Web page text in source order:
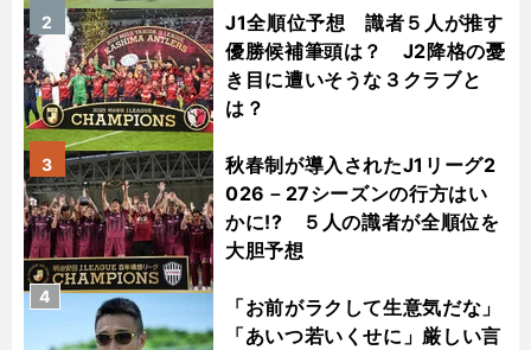
J1全順位予想 識者５人が推す
優勝候補筆頭は？ J2降格の憂
き目に遭いそうな３クラブと
は？
2
秋春制が導入されたJ1リーグ2
026－27シーズンの行方はい
かに!? ５人の識者が全順位を
大胆予想
3
「お前がラクして生意気だな」
「あいつ若いくせに」厳しい言
4